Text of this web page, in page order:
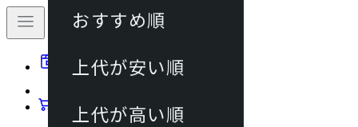
動画マニュアル
カート
おすすめ順
上代が安い順
上代が高い順